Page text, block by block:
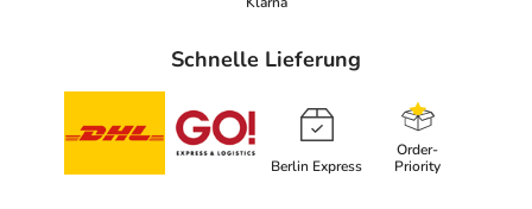
Schnelle Lieferung
Berlin Express
Order-
Priority